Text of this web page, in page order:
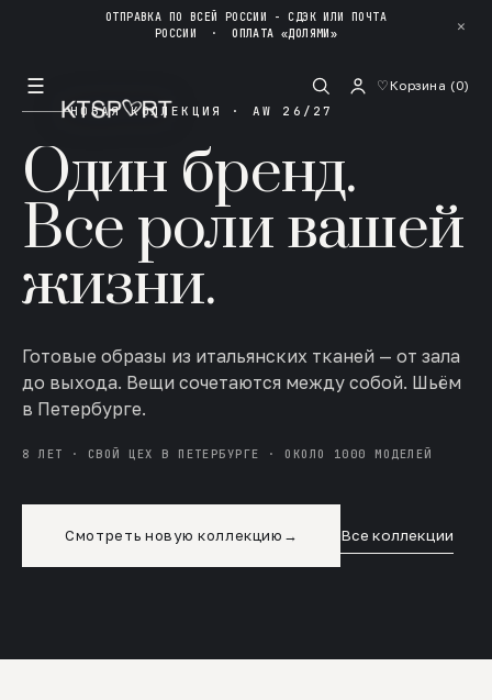
ОТПРАВКА ПО ВСЕЙ РОССИИ - СДЭК ИЛИ ПОЧТА
РОССИИ ·ОПЛАТА «ДОЛЯМИ» ✕
☰ ♡Корзина (0)
НОВАЯ КОЛЛЕКЦИЯ · AW 26/27
Один бренд.
Все роли вашей
жизни.
Готовые образы из итальянских тканей — от зала
до выхода. Вещи сочетаются между собой. Шьём
в Петербурге.
8 ЛЕТ · СВОЙ ЦЕХ В ПЕТЕРБУРГЕ · ОКОЛО 1000 МОДЕЛЕЙ
Смотреть новую коллекцию → Все коллекции